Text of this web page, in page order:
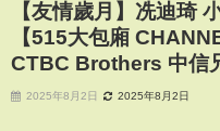
【友情歲月】冼迪琦
【515大包廂
CTBC Brothers 中信
2025年8月2日 2025年8月2日